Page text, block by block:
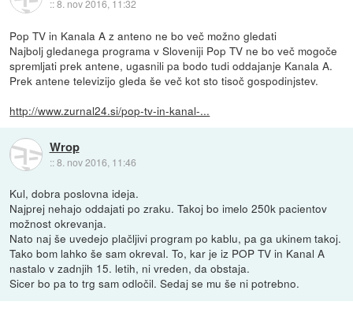
::8. nov 2016, 11:32
Pop TV in Kanala A z anteno ne bo več možno gledati
Najbolj gledanega programa v Sloveniji Pop TV ne bo več mogoče
spremljati prek antene, ugasnili pa bodo tudi oddajanje Kanala A.
Prek antene televizijo gleda še več kot sto tisoč gospodinjstev.
http://www.zurnal24.si/pop-tv-in-kanal-...
Wrop
::8. nov 2016, 11:46
Kul, dobra poslovna ideja.
Najprej nehajo oddajati po zraku. Takoj bo imelo 250k pacientov
možnost okrevanja.
Nato naj še uvedejo plačljivi program po kablu, pa ga ukinem takoj.
Tako bom lahko še sam okreval. To, kar je iz POP TV in Kanal A
nastalo v zadnjih 15. letih, ni vreden, da obstaja.
Sicer bo pa to trg sam odločil. Sedaj se mu še ni potrebno.